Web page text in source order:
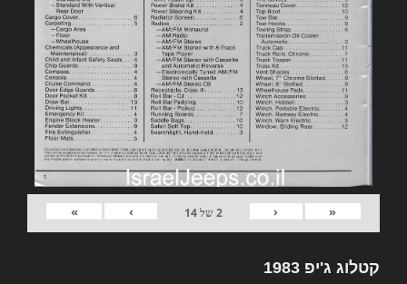
«
‹
2של14
›
»
קטלוג ג'יפ 1983